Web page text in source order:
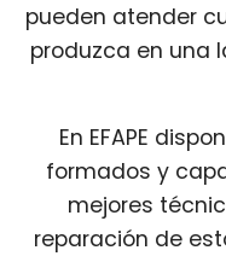
pueden atender
produzca en una
En EFAPE
formados y
mejores
reparación de